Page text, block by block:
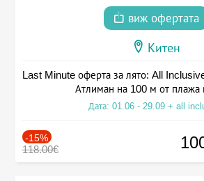
виж офертата
Китен
Last Minute оферта за лято: All
Атлиман на 100 м от плажа
Дата: 01.06 - 29.09 + all
-15%
118.00€